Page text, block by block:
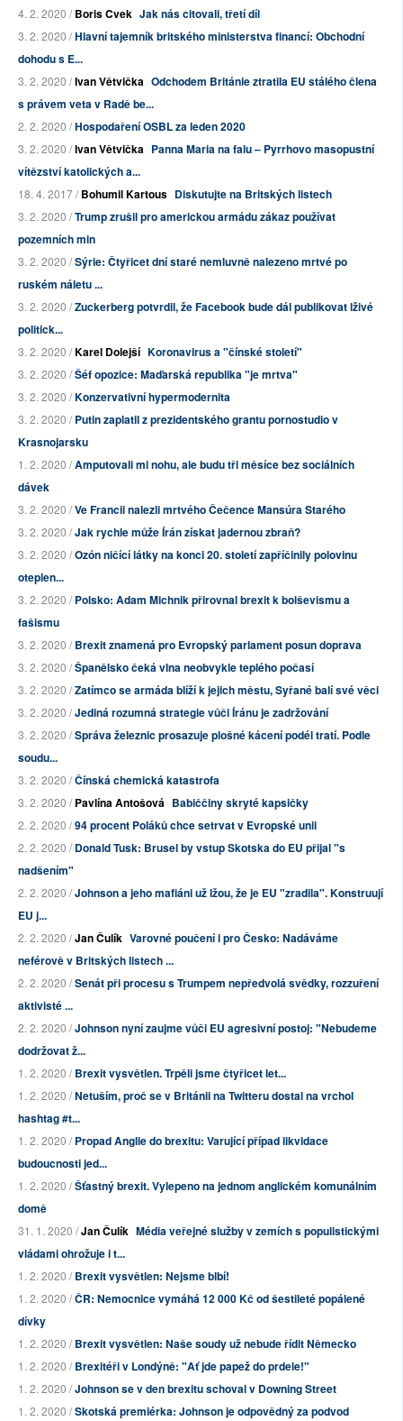
4. 2. 2020 /Boris Cvek Jak nás citovali, třetí díl
3. 2. 2020 /Hlavní tajemník britského ministerstva financí: Obchodní
dohodu s E...
3. 2. 2020 /Ivan Větvička Odchodem Británie ztratila EU stálého člena
s právem veta v Radě be...
2. 2. 2020 /Hospodaření OSBL za leden 2020
3. 2. 2020 /Ivan Větvička Panna Maria na falu – Pyrrhovo masopustní
vítězství katolických a...
18. 4. 2017 /Bohumil Kartous Diskutujte na Britských listech
3. 2. 2020 /Trump zrušil pro americkou armádu zákaz používat
pozemních min
3. 2. 2020 /Sýrie: Čtyřicet dní staré nemluvně nalezeno mrtvé po
ruském náletu ...
3. 2. 2020 /Zuckerberg potvrdil, že Facebook bude dál publikovat lživé
politick...
3. 2. 2020 /Karel Dolejší Koronavirus a "čínské století"
3. 2. 2020 /Šéf opozice: Maďarská republika "je mrtva"
3. 2. 2020 /Konzervativní hypermodernita
3. 2. 2020 /Putin zaplatil z prezidentského grantu pornostudio v
Krasnojarsku
1. 2. 2020 /Amputovali mi nohu, ale budu tři měsíce bez sociálních
dávek
3. 2. 2020 /Ve Francii nalezli mrtvého Čečence Mansúra Starého
3. 2. 2020 /Jak rychle může Írán získat jadernou zbraň?
3. 2. 2020 /Ozón ničící látky na konci 20. století zapříčinily polovinu
oteplen...
3. 2. 2020 /Polsko: Adam Michnik přirovnal brexit k bolševismu a
fašismu
3. 2. 2020 /Brexit znamená pro Evropský parlament posun doprava
3. 2. 2020 /Španělsko čeká vlna neobvykle teplého počasí
3. 2. 2020 /Zatímco se armáda blíží k jejich městu, Syřané balí své věci
3. 2. 2020 /Jediná rozumná strategie vůči Íránu je zadržování
3. 2. 2020 /Správa železnic prosazuje plošné kácení podél tratí. Podle
soudu...
3. 2. 2020 /Čínská chemická katastrofa
3. 2. 2020 /Pavlína Antošová Babiččiny skryté kapsičky
2. 2. 2020 /94 procent Poláků chce setrvat v Evropské unii
2. 2. 2020 /Donald Tusk: Brusel by vstup Skotska do EU přijal "s
nadšením"
2. 2. 2020 /Johnson a jeho mafiáni už lžou, že je EU "zradila". Konstruují
EU j...
2. 2. 2020 /Jan Čulík Varovné poučení i pro Česko: Nadáváme
neférově v Britských listech ...
2. 2. 2020 /Senát při procesu s Trumpem nepředvolá svědky, rozzuření
aktivisté ...
2. 2. 2020 /Johnson nyní zaujme vůči EU agresivní postoj: "Nebudeme
dodržovat ž...
1. 2. 2020 /Brexit vysvětlen. Trpěli jsme čtyřicet let...
1. 2. 2020 /Netuším, proč se v Británii na Twitteru dostal na vrchol
hashtag #t...
1. 2. 2020 /Propad Anglie do brexitu: Varující případ likvidace
budoucnosti jed...
1. 2. 2020 /Šťastný brexit. Vylepeno na jednom anglickém komunálním
domě
31. 1. 2020 /Jan Čulík Média veřejné služby v zemích s populistickými
vládami ohrožuje i t...
1. 2. 2020 /Brexit vysvětlen: Nejsme blbí!
1. 2. 2020 /ČR: Nemocnice vymáhá 12 000 Kč od šestileté popálené
dívky
1. 2. 2020 /Brexit vysvětlen: Naše soudy už nebude řídit Německo
1. 2. 2020 /Brexitéři v Londýně: "Ať jde papež do prdele!"
1. 2. 2020 /Johnson se v den brexitu schoval v Downing Street
1. 2. 2020 /Skotská premiérka: Johnson je odpovědný za podvod